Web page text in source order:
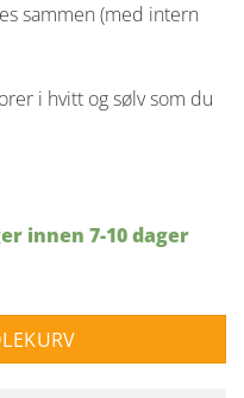
sammen (med intern
i hvitt og sølv som du
innen 7-10 dager